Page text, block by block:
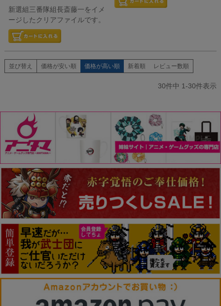
新選組三番隊組長斎藤一をイメ
ージしたクリアファイルです。
並び替え 価格が安い順 価格が高い順 新着順 レビュー数順
30件中 1-30件表示